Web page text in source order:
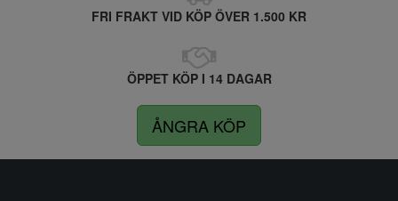
FRI FRAKT VID KÖP ÖVER 1.500 KR
ÖPPET KÖP I 14 DAGAR
ÅNGRA KÖP